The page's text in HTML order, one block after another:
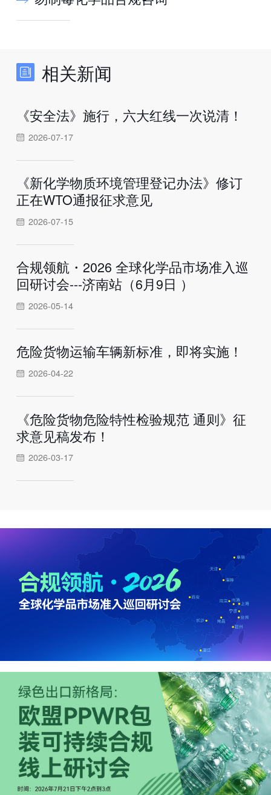
相关新闻
《安全法》施行，六大红线一次说清！
2026-07-17
《新化学物质环境管理登记办法》修订
正在WTO通报征求意见
2026-07-15
合规领航・2026 全球化学品市场准入巡
回研讨会---济南站（6月9日 ）
2026-05-14
危险货物运输车辆新标准，即将实施！
2026-04-22
《危险货物危险特性检验规范 通则》征
求意见稿发布！
2026-03-17